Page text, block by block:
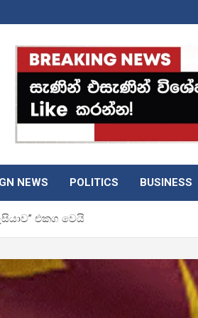
NEWS POLITICS BUSINESS
එකග වෙයි